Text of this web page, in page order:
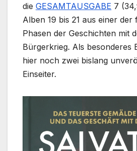
die GESAMTAUSGABE 7
Alben 19 bis 21 aus einer
Phasen der Geschichten mit
Bürgerkrieg. Als besonderes
hier noch zwei bislang
Einseiter.